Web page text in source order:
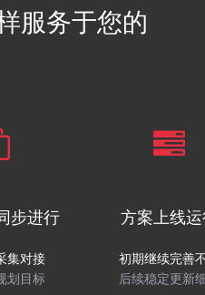
服务于您的
步进行
集对接
划目标
方案上线
初期继续完善
后续稳定更新